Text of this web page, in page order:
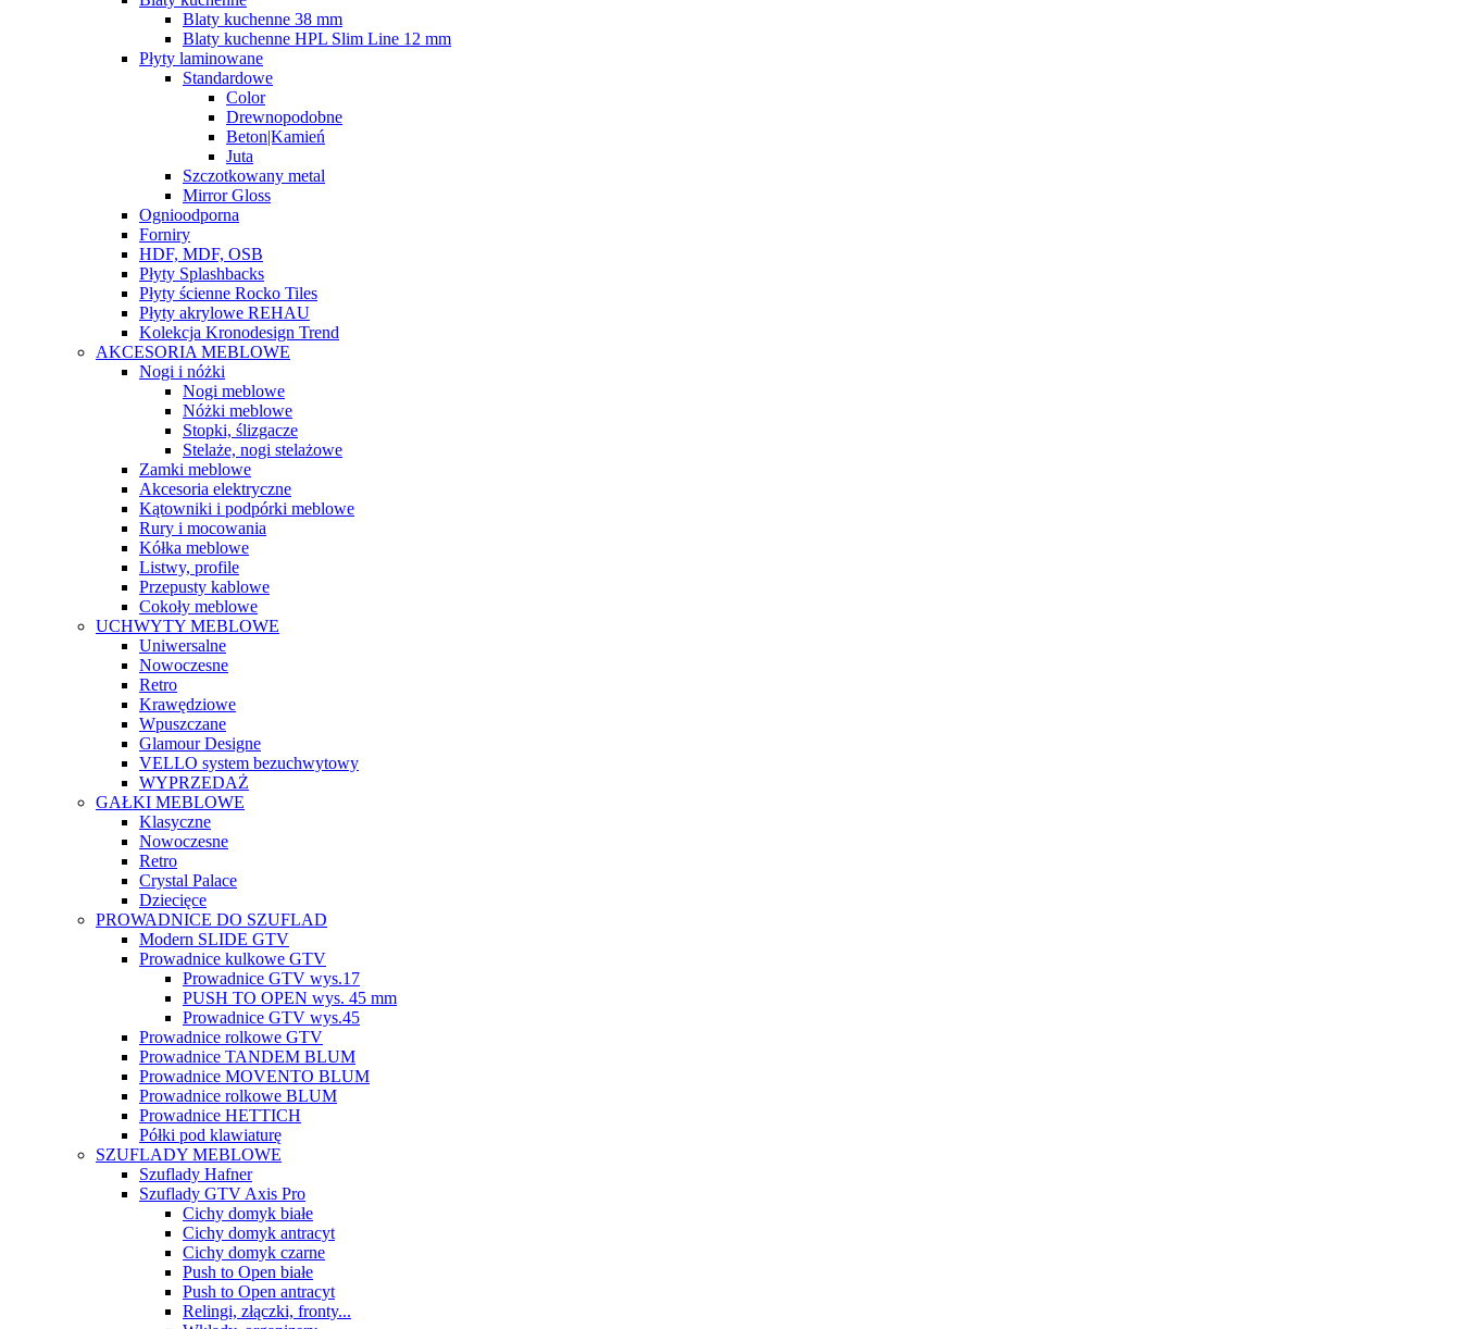
Blaty kuchenne 38 mm
Blaty kuchenne HPL Slim Line 12 mm
Płyty laminowane
Standardowe
Color
Drewnopodobne
Beton|Kamień
Juta
Szczotkowany metal
Mirror Gloss
Ognioodporna
Forniry
HDF, MDF, OSB
Płyty Splashbacks
Płyty ścienne Rocko Tiles
Płyty akrylowe REHAU
Kolekcja Kronodesign Trend
AKCESORIA MEBLOWE
Nogi i nóżki
Nogi meblowe
Nóżki meblowe
Stopki, ślizgacze
Stelaże, nogi stelażowe
Zamki meblowe
Akcesoria elektryczne
Kątowniki i podpórki meblowe
Rury i mocowania
Kółka meblowe
Listwy, profile
Przepusty kablowe
Cokoły meblowe
UCHWYTY MEBLOWE
Uniwersalne
Nowoczesne
Retro
Krawędziowe
Wpuszczane
Glamour Designe
VELLO system bezuchwytowy
WYPRZEDAŻ
GAŁKI MEBLOWE
Klasyczne
Nowoczesne
Retro
Crystal Palace
Dziecięce
PROWADNICE DO SZUFLAD
Modern SLIDE GTV
Prowadnice kulkowe GTV
Prowadnice GTV wys.17
PUSH TO OPEN wys. 45 mm
Prowadnice GTV wys.45
Prowadnice rolkowe GTV
Prowadnice TANDEM BLUM
Prowadnice MOVENTO BLUM
Prowadnice rolkowe BLUM
Prowadnice HETTICH
Półki pod klawiaturę
SZUFLADY MEBLOWE
Szuflady Hafner
Szuflady GTV Axis Pro
Cichy domyk białe
Cichy domyk antracyt
Cichy domyk czarne
Push to Open białe
Push to Open antracyt
Relingi, złączki, fronty...